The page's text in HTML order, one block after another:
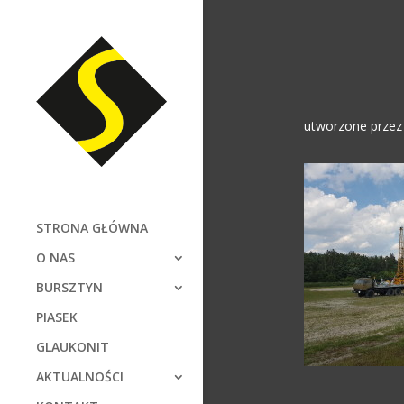
STRONA GŁÓWNA
O NAS
BURSZTYN
PIASEK
GLAUKONIT
AKTUALNOŚCI
utworzone przez